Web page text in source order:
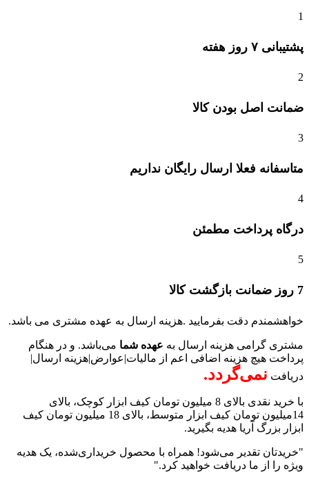
1
پشتیبانی ۷ روز ﻫﻔﺘﻪ
2
ﺿﻤﺎﻧﺖ اﺻﻞ ﺑﻮدن ﮐﺎﻟﺎ
3
متاسفانه فعلا ارسال رایگان نداریم
4
درگاه پرداخت مطمئن
5
7 روز ضمانت بازگشت کالا
خواهشمندم دقت بفرمایید .هزینه ارسال به عهده مشتری می باشد.
مشتری گرامی هزینه ارسال به عهده شما می‌باشد. و در هنگام
پرداخت هیچ هزینه اضافی اعم از مالیات|عوارض|هزینه ارسال|
دریافت نمی‌گردد.
با خرید نقدی بالای 8 میلیون تومان کیف ابزار کوچک، بالای
14میلیون تومان کیف ابزار متوسط، بالای 18 میلیون تومان کیف
ابزار بزرگ آریا هدیه بگیرید.
"خریدتان تقدیر می‌شود! همراه با محصول خریداری‌شده، یک هدیه
ویژه را از ما دریافت خواهید کرد."